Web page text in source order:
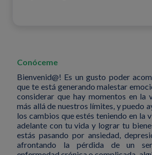
Conóceme
Bienvenid@! Es un gusto poder
que te está generando malestar
considerar que hay momentos en la
más allá de nuestros límites, y puedo
los cambios que estés teniendo en la
adelante con tu vida y lograr tu
estás pasando por ansiedad,
afrontando la pérdida de un ser